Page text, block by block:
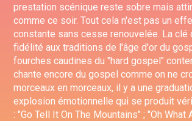
prestation scénique reste sobre mais
comme ce soir. Tout cela n'est pas un
constante sans cesse renouvelée. La
fidélité aux traditions de l'âge d'or du
fourches caudines du "hard gospel"
chante encore du gospel comme on ne
morceaux en morceaux, il y a une
explosion émotionnelle qui se produit
: "Go Tell It On The Mountains" ; "Oh What